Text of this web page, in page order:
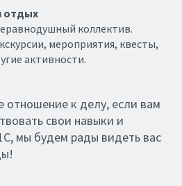
отдых
коллектив.
мероприятия, квесты,
активности.
отношение к делу, если вам
свои навыки и
мы будем рады видеть вас